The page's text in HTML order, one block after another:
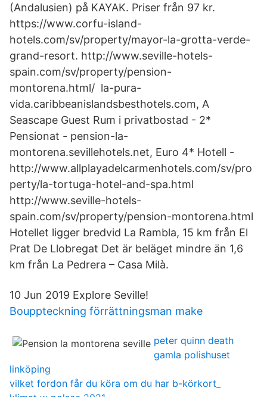
(Andalusien) på KAYAK. Priser från 97 kr.
https://www.corfu-island-
hotels.com/sv/property/mayor-la-grotta-verde-
grand-resort. http://www.seville-hotels-
spain.com/sv/property/pension-
montorena.html/ la-pura-
vida.caribbeanislandsbesthotels.com, A
Seascape Guest Rum i privatbostad - 2*
Pensionat - pension-la-
montorena.sevillehotels.net, Euro 4* Hotell -
http://www.allplayadelcarmenhotels.com/sv/pro
perty/la-tortuga-hotel-and-spa.html
http://www.seville-hotels-
spain.com/sv/property/pension-montorena.html
Hotellet ligger bredvid La Rambla, 15 km från El
Prat De Llobregat Det är beläget mindre än 1,6
km från La Pedrera – Casa Milà.
10 Jun 2019 Explore Seville!
Bouppteckning förrättningsman make
peter quinn death
gamla polishuset
linköping
vilket fordon får du köra om du har b-körkort_